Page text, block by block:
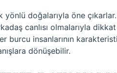
yönlü doğalarıyla öne
canlısı olmalarıyla
burcu insanlarının
dönüşebilir.